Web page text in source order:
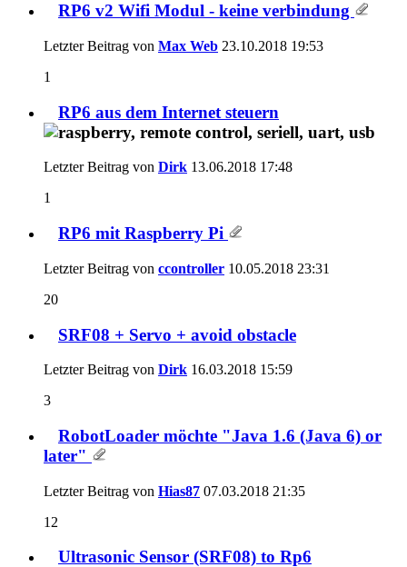
RP6 v2 Wifi Modul - keine verbindung
Letzter Beitrag von Max Web 23.10.2018 19:53
1
RP6 aus dem Internet steuern
Letzter Beitrag von Dirk 13.06.2018 17:48
1
RP6 mit Raspberry Pi
Letzter Beitrag von ccontroller 10.05.2018 23:31
20
SRF08 + Servo + avoid obstacle
Letzter Beitrag von Dirk 16.03.2018 15:59
3
RobotLoader möchte "Java 1.6 (Java 6) or
later"
Letzter Beitrag von Hias87 07.03.2018 21:35
12
Ultrasonic Sensor (SRF08) to Rp6